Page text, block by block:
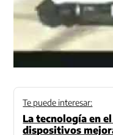
Te puede interesar:
La tecnología en
dispositivos